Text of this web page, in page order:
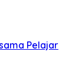
Pelajar